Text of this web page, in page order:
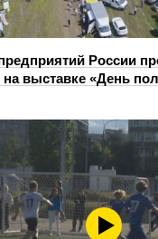
России
выставке «День